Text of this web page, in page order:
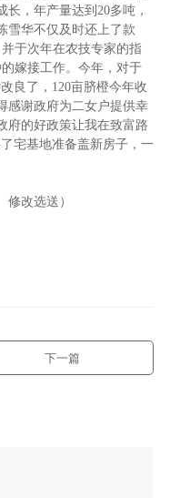
，年产量达到20多吨，
雪华不仅及时还上了款
于次年在农技专家的指
嫁接工作。今年，对于
良了，120亩脐橙今年收
感谢政府为二女户提供幸
府的好政策让我在致富路
宅基地准备盖新房子，一
改选送）
下一篇